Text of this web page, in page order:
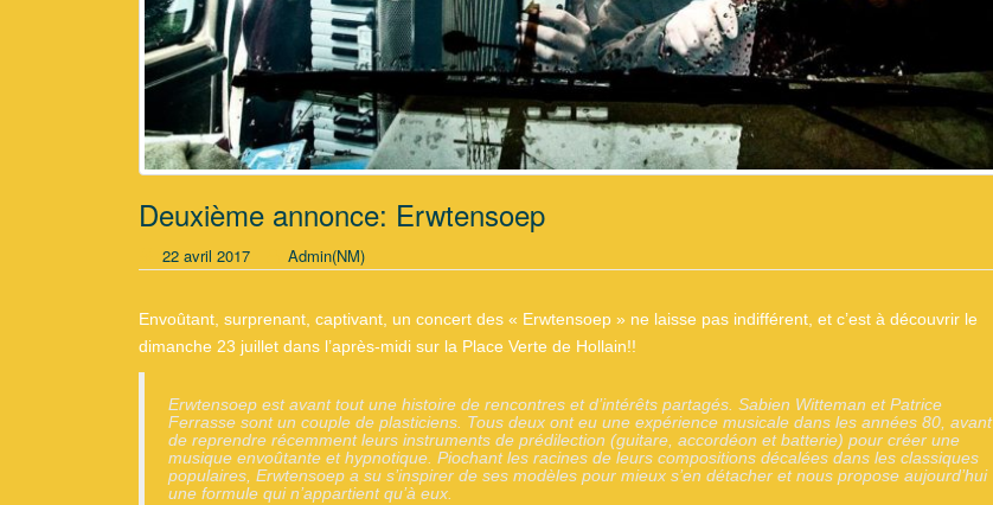
Deuxième annonce: Erwtensoep
22 avril 2017 Admin(NM)
Envoûtant, surprenant, captivant, un concert des « Erwtensoep » ne laisse pas indifférent, et c’est à découvrir le
dimanche 23 juillet dans l’après-midi sur la Place Verte de Hollain!!
Erwtensoep est avant tout une histoire de rencontres et d’intérêts partagés. Sabien Witteman et Patrice
Ferrasse sont un couple de plasticiens. Tous deux ont eu une expérience musicale dans les années 80, avant
de reprendre récemment leurs instruments de prédilection (guitare, accordéon et batterie) pour créer une
musique envoûtante et hypnotique. Piochant les racines de leurs compositions décalées dans les classiques
populaires, Erwtensoep a su s’inspirer de ses modèles pour mieux s’en détacher et nous propose aujourd’hui
une formule qui n’appartient qu’à eux.